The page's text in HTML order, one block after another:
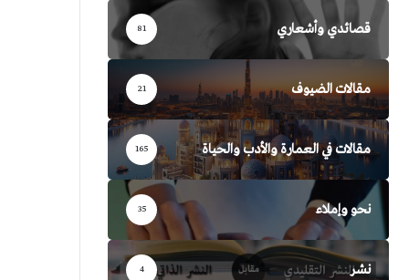
قصائدي وأشعاري 81
مقالات الضيوف 21
مقالات في العمارة والأدب والحياة 165
نحو وإملاء 35
نشر 4